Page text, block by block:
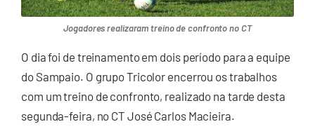
Jogadores realizaram treino de confronto no CT
O dia foi de treinamento em dois período para a equipe
do Sampaio. O grupo Tricolor encerrou os trabalhos
com um treino de confronto, realizado na tarde desta
segunda-feira, no CT José Carlos Macieira.